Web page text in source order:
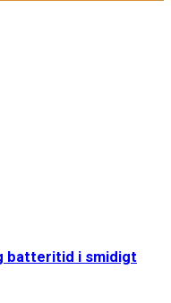
batteritid i smidigt